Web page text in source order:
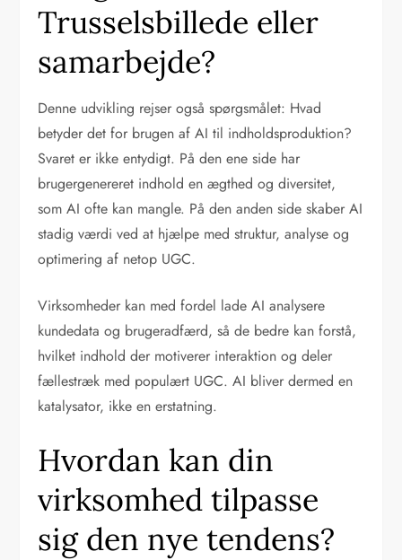
Trusselsbillede eller
samarbejde?
Denne udvikling rejser også spørgsmålet: Hvad
betyder det for brugen af AI til indholdsproduktion?
Svaret er ikke entydigt. På den ene side har
brugergenereret indhold en ægthed og diversitet,
som AI ofte kan mangle. På den anden side skaber AI
stadig værdi ved at hjælpe med struktur, analyse og
optimering af netop UGC.
Virksomheder kan med fordel lade AI analysere
kundedata og brugeradfærd, så de bedre kan forstå,
hvilket indhold der motiverer interaktion og deler
fællestræk med populært UGC. AI bliver dermed en
katalysator, ikke en erstatning.
Hvordan kan din
virksomhed tilpasse
sig den nye tendens?